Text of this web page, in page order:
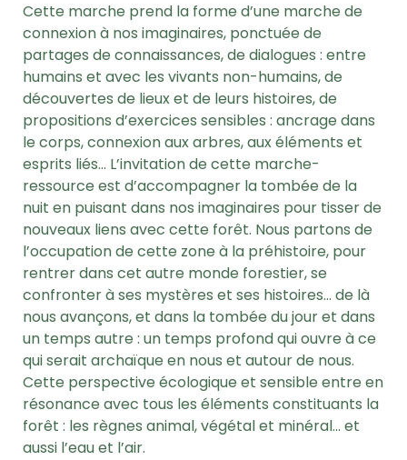
Cette marche prend la forme d’une marche de
connexion à nos imaginaires, ponctuée de
partages de connaissances, de dialogues : entre
humains et avec les vivants non-humains, de
découvertes de lieux et de leurs histoires, de
propositions d’exercices sensibles : ancrage dans
le corps, connexion aux arbres, aux éléments et
esprits liés… L’invitation de cette marche-
ressource est d’accompagner la tombée de la
nuit en puisant dans nos imaginaires pour tisser de
nouveaux liens avec cette forêt. Nous partons de
l’occupation de cette zone à la préhistoire, pour
rentrer dans cet autre monde forestier, se
confronter à ses mystères et ses histoires… de là
nous avançons, et dans la tombée du jour et dans
un temps autre : un temps profond qui ouvre à ce
qui serait archaïque en nous et autour de nous.
Cette perspective écologique et sensible entre en
résonance avec tous les éléments constituants la
forêt : les règnes animal, végétal et minéral… et
aussi l’eau et l’air.